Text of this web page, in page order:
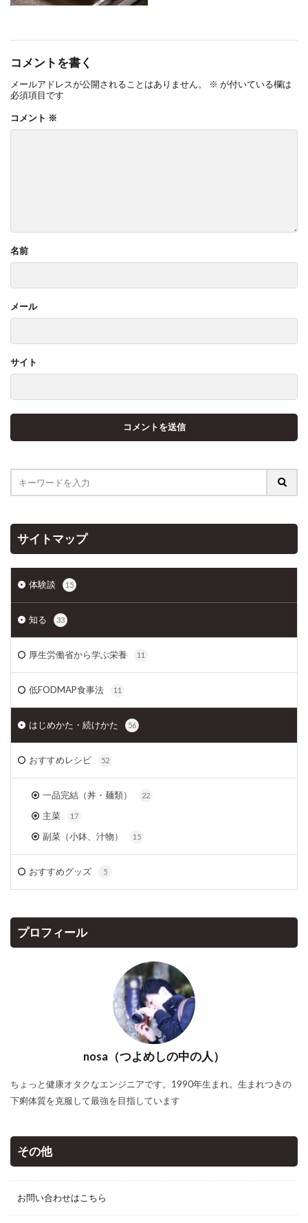
コメントを書く
メールアドレスが公開されることはありません。 ※ が付いている欄は
必須項目です
コメント ※
名前
メール
サイト
サイトマップ
体験談 15
知る 33
厚生労働省から学ぶ栄養 11
低FODMAP食事法 11
はじめかた・続けかた 56
おすすめレシピ 52
一品完結（丼・麺類） 22
主菜 17
副菜（小鉢、汁物） 15
おすすめグッズ 5
プロフィール
nosa（つよめしの中の人）
ちょっと健康オタクなエンジニアです。1990年生まれ。生まれつきの
下痢体質を克服して最強を目指しています
その他
お問い合わせはこちら